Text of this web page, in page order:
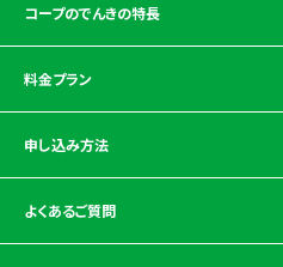
コープのでんきの特長
料金プラン
申し込み方法
よくあるご質問